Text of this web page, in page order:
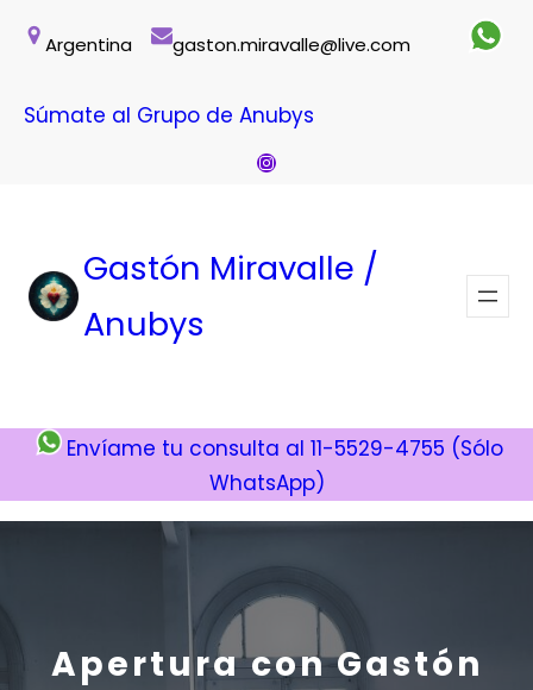
Argentina gaston.miravalle@live.com
Súmate al Grupo de Anubys
Instagram
Gastón Miravalle /
Anubys
Envíame tu consulta al 11-5529-4755 (Sólo
WhatsApp)
Apertura con Gastón